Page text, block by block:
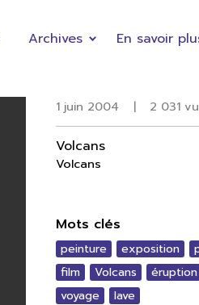
Archives En savoir
1 juin 2004 | 2 031
Volcans
Volcans
Mots clés
peinture exposition
film
Volcans éruption
voyage
lave